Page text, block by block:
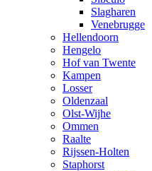
Slagharen
Venebrugge
Hellendoorn
Hengelo
Hof van Twente
Kampen
Losser
Oldenzaal
Olst-Wijhe
Ommen
Raalte
Rijssen-Holten
Staphorst